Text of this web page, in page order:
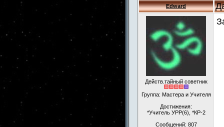
Edward
Действ.тайный советник
Группа: Мастера и Учителя
Достижения:
*Учитель УРР(6), *КР-2
Сообщений: 807